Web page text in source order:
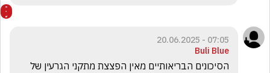
07:05 - 20.06.2025
Buli Blue